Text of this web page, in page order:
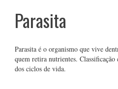
Parasita
Parasita é o organismo que vive
quem retira nutrientes.
dos ciclos de vida.